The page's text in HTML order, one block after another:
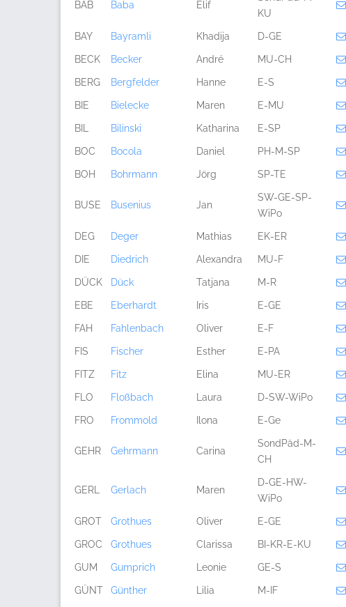
BAB Baba Elif
KU
BAY Bayramli Khadija D-GE
BECK Becker André MU-CH
BERG Bergfelder Hanne E-S
BIE Bielecke Maren E-MU
BIL Bilinski Katharina E-SP
BOC Bocola Daniel PH-M-SP
BOH Bohrmann Jörg SP-TE
BUSE Busenius Jan
SW-GE-SP-
WiPo
DEG Deger Mathias EK-ER
DIE Diedrich Alexandra MU-F
DÜCK Dück Tatjana M-R
EBE Eberhardt Iris E-GE
FAH Fahlenbach Oliver E-F
FIS Fischer Esther E-PA
FITZ Fitz Elina MU-ER
FLO Floßbach Laura D-SW-WiPo
FRO Frommold Ilona E-Ge
GEHR Gehrmann Carina
SondPäd-M-
CH
GERL Gerlach Maren
D-GE-HW-
WiPo
GROT Grothues Oliver E-GE
GROC Grothues Clarissa BI-KR-E-KU
GUM Gumprich Leonie GE-S
GÜNT Günther Lilia M-IF